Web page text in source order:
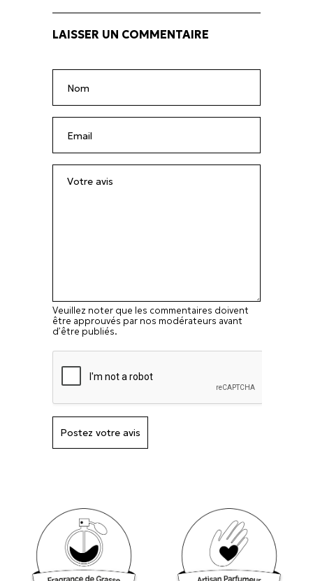
LAISSER UN COMMENTAIRE
Veuillez noter que les commentaires doivent
être approuvés par nos modérateurs avant
d’être publiés.
Postez votre avis